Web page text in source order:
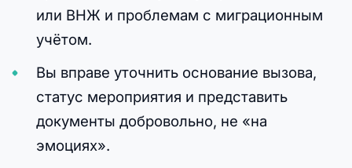
или ВНЖ и проблемам с миграционным
учётом.
Вы вправе уточнить основание вызова,
статус мероприятия и представить
документы добровольно, не «на
эмоциях».